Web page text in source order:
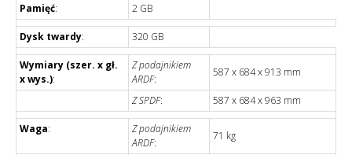
Pamięć: 2 GB
Dysk twardy: 320 GB
Wymiary (szer. x gł.
x wys.):
Z podajnikiem
ARDF:
587 x 684 x 913 mm
Z SPDF: 587 x 684 x 963 mm
Waga:
Z podajnikiem
ARDF:
71 kg